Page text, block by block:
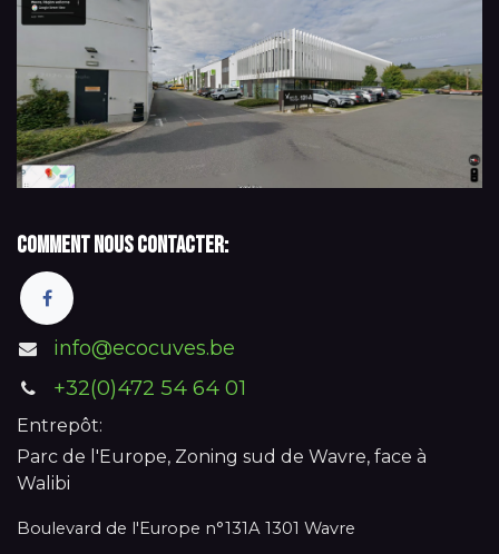
Comment nous contacter:
info@ecocuves.be
+32(0)472 54 64 01
Entrepôt:
Parc de l'Europe, Zoning sud de Wavre, face à
Walibi
Boulevard de l'Europe n°131A 1301 Wavre